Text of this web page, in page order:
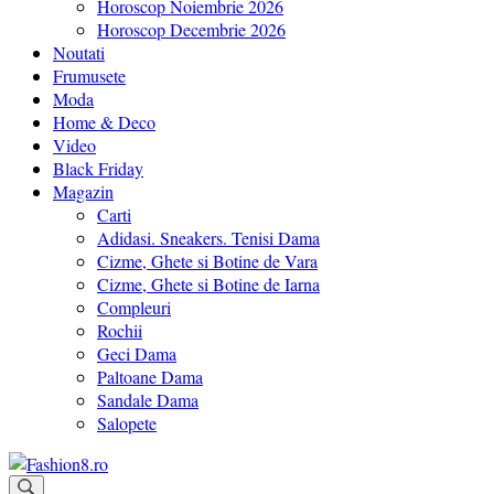
Horoscop Noiembrie 2026
Horoscop Decembrie 2026
Noutati
Frumusete
Moda
Home & Deco
Video
Black Friday
Magazin
Carti
Adidasi. Sneakers. Tenisi Dama
Cizme, Ghete si Botine de Vara
Cizme, Ghete si Botine de Iarna
Compleuri
Rochii
Geci Dama
Paltoane Dama
Sandale Dama
Salopete